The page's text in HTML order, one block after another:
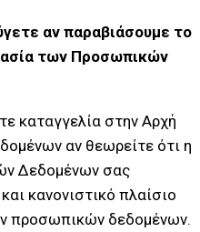
αν παραβιάσουμε το
των Προσωπικών
καταγγελία στην Αρχή
αν θεωρείτε ότι η
Δεδομένων σας
κανονιστικό πλαίσιο
προσωπικών δεδομένων.